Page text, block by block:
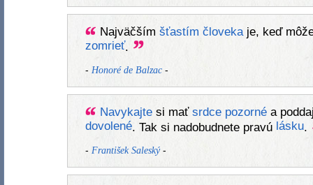
Najväčším šťastím človekaje, keď
zomrieť.
- Honoré de Balzac-
Navykajtesi mať srdce pozornéa
dovolené. Tak si nadobudnete pravú lásku.
- František Saleský-